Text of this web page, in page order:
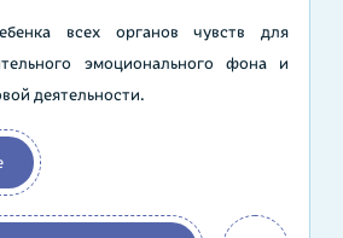
всех органов чувств для
эмоционального фона и
деятельности.